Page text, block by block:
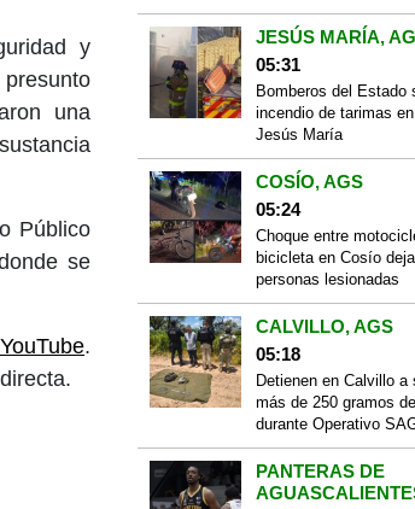
y
una
Público
se
YouTube.
JESÚS MARÍA,
05:31
Bomberos del Estado
incendio de tarimas
Jesús María
COSÍO, AGS
05:24
Choque entre
bicicleta en Cosío
personas lesionadas
CALVILLO, AGS
05:18
Detienen en Calvillo a
más de 250 gramos
durante Operativo
PANTERAS DE